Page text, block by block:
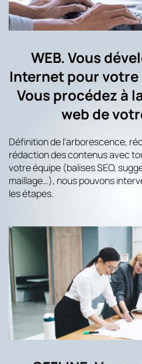
WEB. Vous
Internet pour
Vous procédez à
web de
Définition de l’arborescence,
rédaction des contenus avec
votre équipe (balises SEO,
maillage…), nous pouvons
les étapes.